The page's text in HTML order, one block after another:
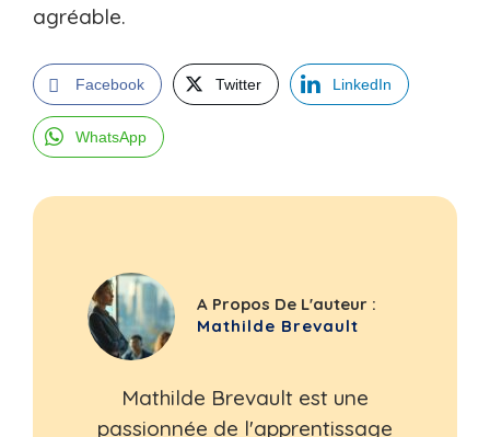
agréable.
Facebook Twitter LinkedIn
WhatsApp
A Propos De L'auteur :
Mathilde Brevault
Mathilde Brevault est une
passionnée de l'apprentissage